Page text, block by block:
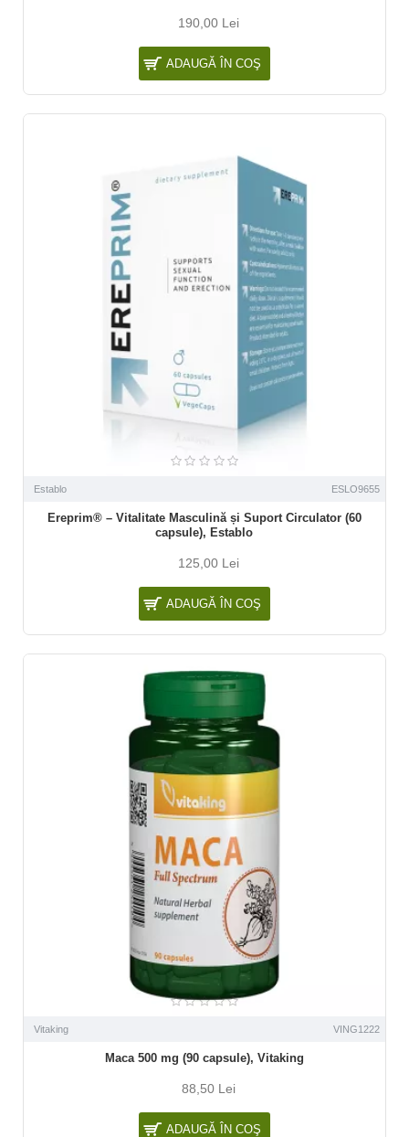
190,00 Lei
ADAUGĂ ÎN COŞ
Establo ESLO9655
Ereprim® – Vitalitate Masculină și Suport Circulator (60
capsule), Establo
125,00 Lei
ADAUGĂ ÎN COŞ
Vitaking VING1222
Maca 500 mg (90 capsule), Vitaking
88,50 Lei
ADAUGĂ ÎN COŞ